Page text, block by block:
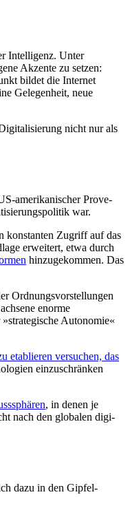
Intelligenz. Unter
Akzente zu setzen:
bildet die Internet
Gelegenheit, neue
nicht nur als
amerikanischer Prove­
war.
konstanten Zugriff auf das
erweitert, etwa durch
hinzugekommen. Das
Ordnungsvorstellungen
enorme
Autonomie«
etablieren versuchen, das
einzuschränken
, in denen je
nach den globalen digi­
dazu in den Gipfel-